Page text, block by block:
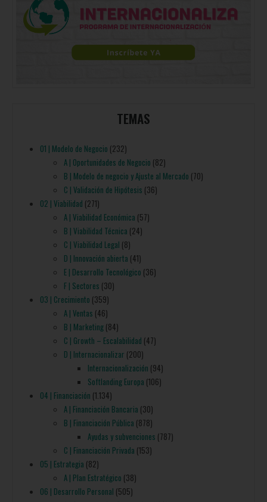
TEMAS
01 | Modelo de Negocio (232)
A | Oportunidades de Negocio (82)
B | Modelo de negocio y Ajuste al Mercado (70)
C | Validación de Hipótesis (36)
02 | Viabilidad (271)
A | Viabilidad Económica (57)
B | Viabilidad Técnica (24)
C | Viabilidad Legal (8)
D | Innovación abierta (41)
E | Desarrollo Tecnológico (36)
F | Sectores (30)
03 | Crecimiento (359)
A | Ventas (46)
B | Marketing(84)
C | Growth – Escalabilidad (47)
D | Internacionalizar (200)
Internacionalización (94)
Softlanding Europa (106)
04 | Financiación (1.134)
A | Financiación Bancaria (30)
B | Financiación Pública (878)
Ayudas y subvenciones (787)
C | Financiación Privada (153)
05 | Estrategia (82)
A | Plan Estratégico (38)
06 | Desarrollo Personal (505)